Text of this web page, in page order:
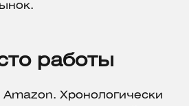
работы
Хронологически